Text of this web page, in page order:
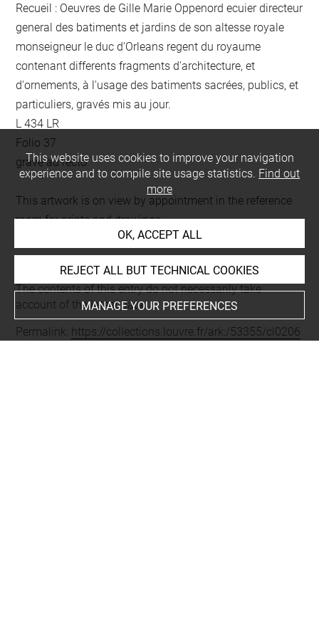
Recueil : Oeuvres de Gille Marie Oppenord ecuier directeur
general des batiments et jardins de son altesse royale
monseigneur le duc d'Orleans regent du royaume
contenant differents fragments d'architecture, et
d'ornements, à l'usage des batiments sacrées, publics, et
particuliers, gravés mis au jour.
L 434 LR
Folio 37
gravé au recto
This artwork is on view by appointment in the reference
room for prints and drawings
Last updated on 23.12.2025
The contents of this entry do not necessarily take
account of the latest data.
Permalink: https://collections.louvre.fr/ark:/53355/cl0206
This website uses cookies to improve your navigation
experience and to compile site usage statistics. Find out
more
OK, ACCEPT ALL
REJECT ALL BUT TECHNICAL COOKIES
MANAGE YOUR PREFERENCES